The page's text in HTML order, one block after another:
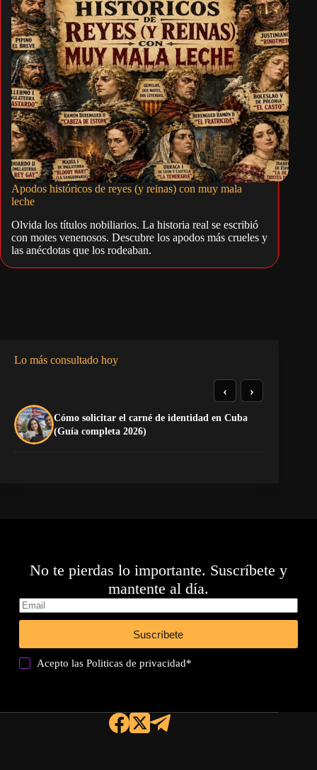
Apodos históricos de reyes (y reinas) con muy mala
leche
Olvida los títulos nobiliarios. La historia real se escribió
con motes venenosos. Descubre los apodos más crueles y
las anécdotas que los rodeaban.
Lo más consultado hoy
Cómo solicitar el carné de identidad en Cuba
(Guía completa 2026)
‹ ›
No te pierdas lo importante. Suscríbete y
mantente al día.
Suscríbete
Acepto lasPoliticas de privacidad*